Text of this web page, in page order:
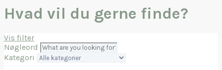
Hvad vil du gerne finde?
Vis filter
Nøgleord
Kategori